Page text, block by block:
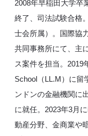
2008年早稲田大学卒
終了、司法試験合格
士会所属）。国際協
共同事務所にて、主
ス案件を担当。2019
School（LL.M）に留
ンドンの金融機関に
に就任。2023年3月
動産分野、金商業や